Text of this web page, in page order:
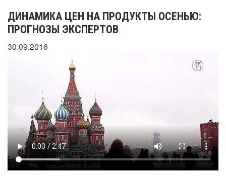
ДИНАМИКА ЦЕН НА ПРОДУКТЫ ОСЕНЬЮ:
ПРОГНОЗЫ ЭКСПЕРТОВ
30.09.2016